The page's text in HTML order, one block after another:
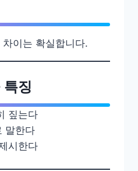
이는 확실합니다.
특징
짚는다
말한다
시한다